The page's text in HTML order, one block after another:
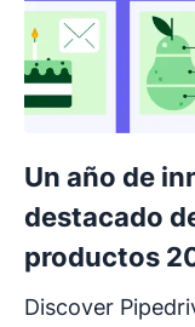
Un año de
destacado
productos
Discover